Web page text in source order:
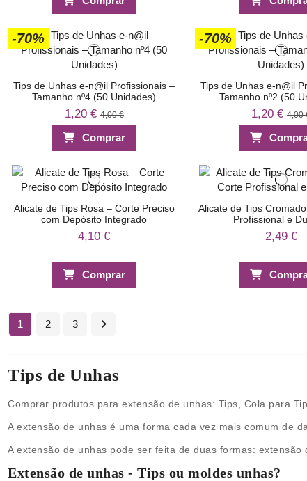
-70%
Tips de Unhas e-n@il Profissionais –
Tamanho nº4 (50 Unidades)
1,20 € 4,00 €
Comprar
-70%
Tips de Unhas e-n@il
Tamanho nº2 (50
1,20 €4,00
Alicate de Tips Rosa – Corte Preciso
com Depósito Integrado
4,10 €
Comprar
Alicate de Tips
Profissional e
2,49 €
1 2 3
Tips de Unhas
Comprar produtos para extensão de unhas: Tips, Cola para
A extensão de unhas é uma forma cada vez mais comum de
A extensão de unhas pode ser feita de duas formas:
Extensão de unhas - Tips ou moldes unhas?